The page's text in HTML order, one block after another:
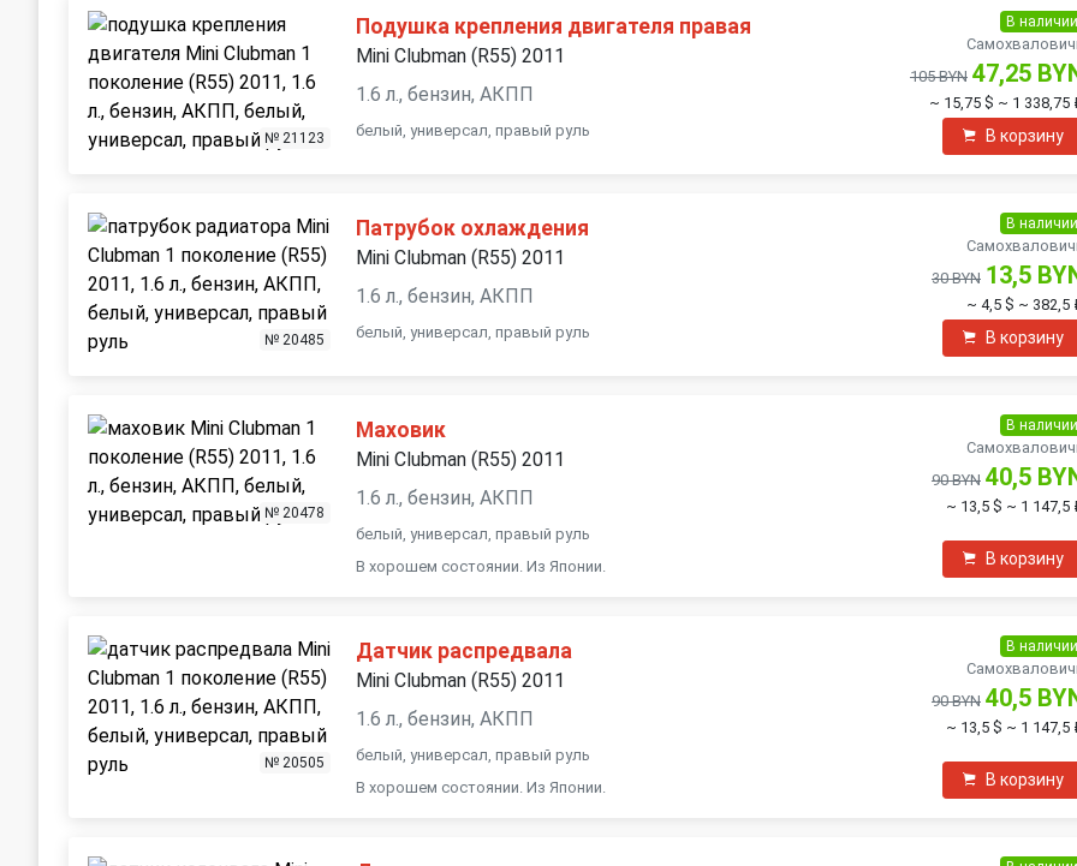
№ 21123
Подушка крепления двигателя правая
Mini Clubman (R55) 2011
1.6 л., бензин, АКПП
белый, универсал, правый руль
В наличии
105 BYN 47,25
~ 15,75 $ ~ 1 338,75
В корзину
№ 20485
Патрубок охлаждения
Mini Clubman (R55) 2011
1.6 л., бензин, АКПП
белый, универсал, правый руль
В наличии
30 BYN 13,5
~ 4,5 $ ~ 382,5
В корзину
№ 20478
Маховик
Mini Clubman (R55) 2011
1.6 л., бензин, АКПП
белый, универсал, правый руль
В хорошем состоянии. Из Японии.
В наличии
90 BYN 40,5
~ 13,5 $ ~ 1 147,5
В корзину
№ 20505
Датчик распредвала
Mini Clubman (R55) 2011
1.6 л., бензин, АКПП
белый, универсал, правый руль
В хорошем состоянии. Из Японии.
В наличии
90 BYN 40,5
~ 13,5 $ ~ 1 147,5
В корзину